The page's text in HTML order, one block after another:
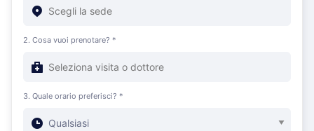
2. Cosa vuoi prenotare? *
3. Quale orario preferisci? *